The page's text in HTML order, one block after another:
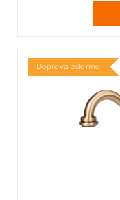
Doprava zdarma